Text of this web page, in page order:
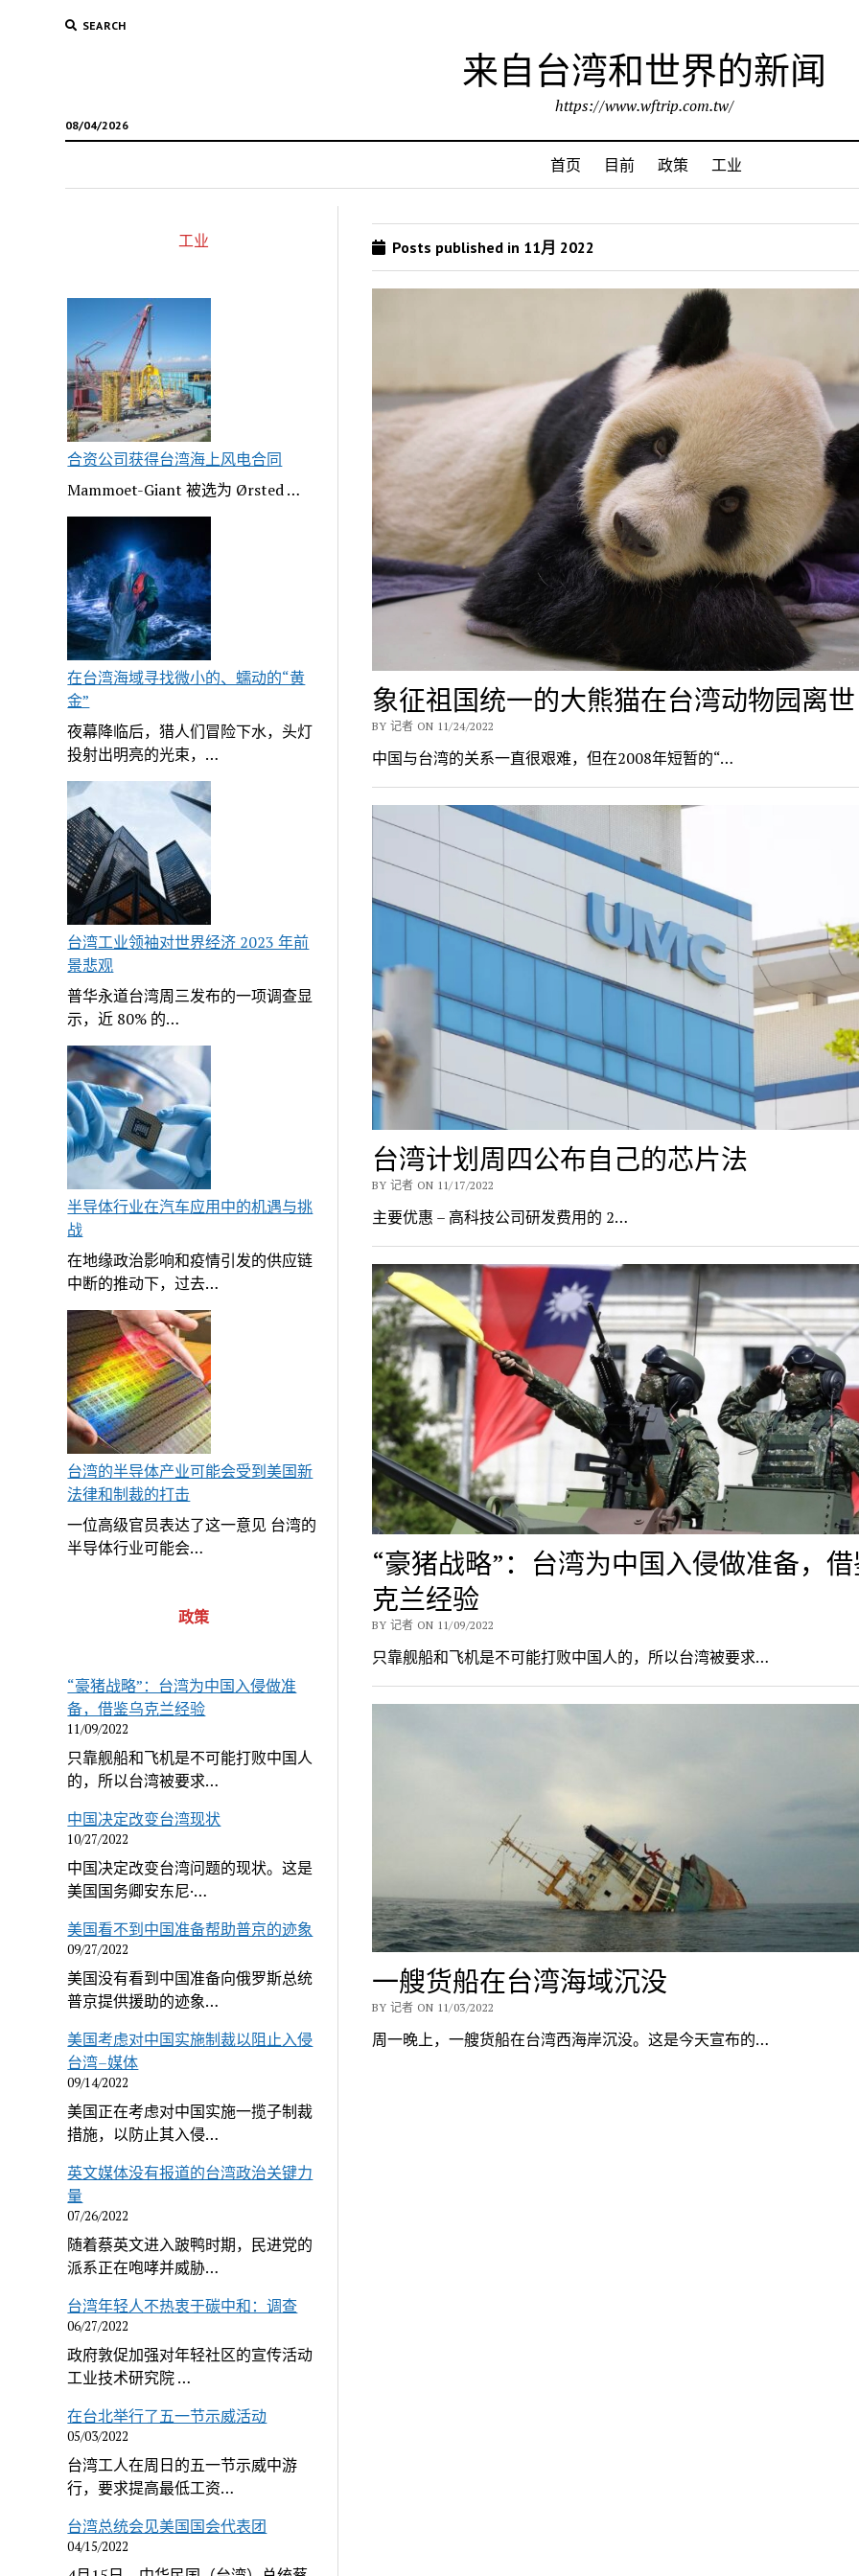
SEARCH
来自台湾和世界的新闻
08/04/2026
https://www.wftrip.com.tw/
首页 目前 政策 工业
工业
合资公司获得台湾海上风电合同
Mammoet-Giant 被选为 Ørsted …
在台湾海域寻找微小的、蠕动的“黄
金”
夜幕降临后，猎人们冒险下水，头灯
投射出明亮的光束，…
台湾工业领袖对世界经济 2023 年前
景悲观
普华永道台湾周三发布的一项调查显
示，近 80% 的…
半导体行业在汽车应用中的机遇与挑
战
在地缘政治影响和疫情引发的供应链
中断的推动下，过去…
台湾的半导体产业可能会受到美国新
法律和制裁的打击
一位高级官员表达了这一意见 台湾的
半导体行业可能会…
政策
“豪猪战略”：台湾为中国入侵做准
备，借鉴乌克兰经验
11/09/2022
只靠舰船和飞机是不可能打败中国人
的，所以台湾被要求…
中国决定改变台湾现状
10/27/2022
中国决定改变台湾问题的现状。这是
美国国务卿安东尼·…
美国看不到中国准备帮助普京的迹象
09/27/2022
美国没有看到中国准备向俄罗斯总统
普京提供援助的迹象…
美国考虑对中国实施制裁以阻止入侵
台湾–媒体
09/14/2022
美国正在考虑对中国实施一揽子制裁
措施，以防止其入侵…
英文媒体没有报道的台湾政治关键力
量
07/26/2022
随着蔡英文进入跛鸭时期，民进党的
派系正在咆哮并威胁…
台湾年轻人不热衷于碳中和：调查
06/27/2022
政府敦促加强对年轻社区的宣传活动
工业技术研究院 …
在台北举行了五一节示威活动
05/03/2022
台湾工人在周日的五一节示威中游
行，要求提高最低工资…
台湾总统会见美国国会代表团
04/15/2022
Posts published in 11月 2022
象征祖国统一的大熊猫在台湾动物园离世
BY 记者 ON 11/24/2022
中国与台湾的关系一直很艰难，但在2008年短暂的“…
台湾计划周四公布自己的芯片法
BY 记者 ON 11/17/2022
主要优惠 – 高科技公司研发费用的 2…
“豪猪战略”：台湾为中国入侵做准备，
克兰经验
BY 记者 ON 11/09/2022
只靠舰船和飞机是不可能打败中国人的，所以台湾被要求…
一艘货船在台湾海域沉没
BY 记者 ON 11/03/2022
周一晚上，一艘货船在台湾西海岸沉没。这是今天宣布的…